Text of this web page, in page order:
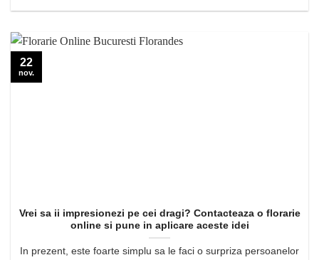
Vrei sa ii impresionezi pe cei dragi? Contacteaza o florarie
online si pune in aplicare aceste idei
In prezent, este foarte simplu sa le faci o surpriza persoanelor
22
nov.